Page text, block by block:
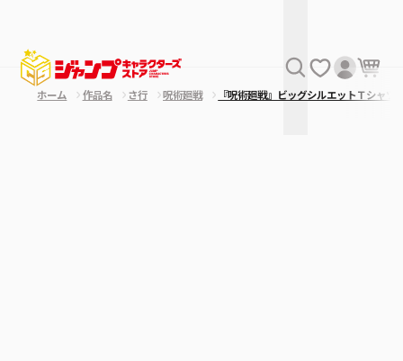
ホーム 作品名 さ行 呪術廻戦 『呪術廻戦』ビッグシルエットＴシ